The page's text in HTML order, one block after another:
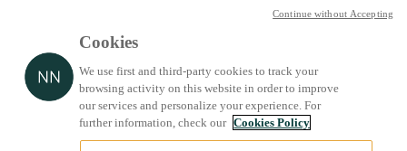
Cookies
We use first and third-party cookies to track your
browsing activity on this website in order to improve
our services and personalize your experience. For
further information, check our Cookies Policy
Continue without Accepting